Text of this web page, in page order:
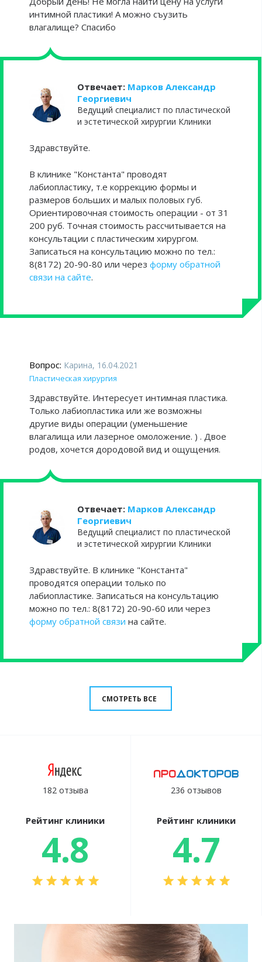
интимной пластики! А можно съузить
влагалище? Спасибо
Отвечает: Марков Александр
Георгиевич
Ведущий специалист по пластической
и эстетической хирургии Клиники
Здравствуйте.
В клинике "Константа" проводят
лабиопластику, т.е коррекцию формы и
размеров больших и малых половых губ.
Ориентировочная стоимость операции - от 31
200 руб. Точная стоимость рассчитывается на
консультации с пластическим хирургом.
Записаться на консультацию можно по тел.:
8(8172) 20-90-80 или через форму обратной
связи на сайте.
Вопрос: Карина, 16.04.2021
Пластическая хирургия
Здравствуйте. Интересует интимная пластика.
Только лабиопластика или же возможны
другие виды операции (уменьшение
влагалища или лазерное омоложение. ) . Двое
родов, хочется дородовой вид и ощущения.
Отвечает: Марков Александр
Георгиевич
Ведущий специалист по пластической
и эстетической хирургии Клиники
Здравствуйте. В клинике "Константа"
проводятся операции только по
лабиопластике. Записаться на консультацию
можно по тел.: 8(8172) 20-90-60 или через
форму обратной связи на сайте.
СМОТРЕТЬ ВСЕ
182 отзыва
Рейтинг клиники
4.8
236 отзывов
Рейтинг клиники
4.7